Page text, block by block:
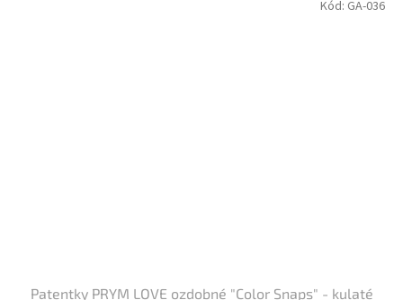
Patentky PRYM LOVE ozdobné "Color Snaps" - kulaté
Kód: GA-036